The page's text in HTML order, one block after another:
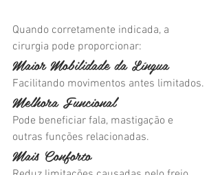
Quando corretamente indicada, a
cirurgia pode proporcionar:
Maior Mobilidade da Língua
Facilitando movimentos antes limitados.
Melhora Funcional
Pode beneficiar fala, mastigação e
outras funções relacionadas.
Mais Conforto